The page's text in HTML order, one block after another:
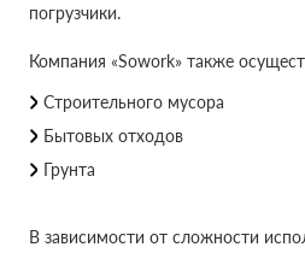
погрузчики.
Компания «Sowork» также
Строительного мусора
Бытовых отходов
Грунта
В зависимости от сложности